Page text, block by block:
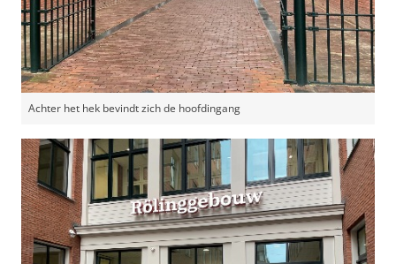
Achter het hek bevindt zich de hoofdingang